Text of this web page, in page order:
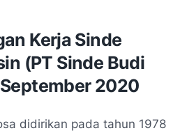
Kerja Sinde
(PT Sinde Budi
2020
didirikan pada tahun 1978